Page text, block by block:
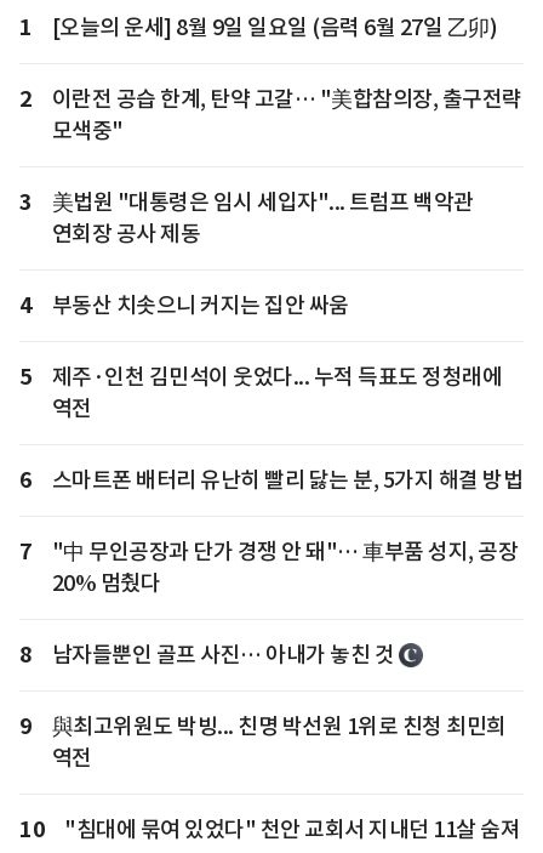
1 [오늘의 운세] 8월 9일 일요일 (음력 6월 27일 乙卯)
2
이란전 공습 한계, 탄약 고갈… "美합참의장, 출구전략
모색중"
3
美법원 "대통령은 임시 세입자"... 트럼프 백악관
연회장 공사 제동
4 부동산 치솟으니 커지는 집안 싸움
5
제주·인천 김민석이 웃었다... 누적 득표도 정청래에
역전
6 스마트폰 배터리 유난히 빨리 닳는 분, 5가지 해결 방법
7
"中 무인공장과 단가 경쟁 안 돼"… 車부품 성지, 공장
20% 멈췄다
8 남자들뿐인 골프 사진… 아내가 놓친 것
9
與최고위원도 박빙... 친명 박선원 1위로 친청 최민희
역전
10 "침대에 묶여 있었다" 천안 교회서 지내던 11살 숨져